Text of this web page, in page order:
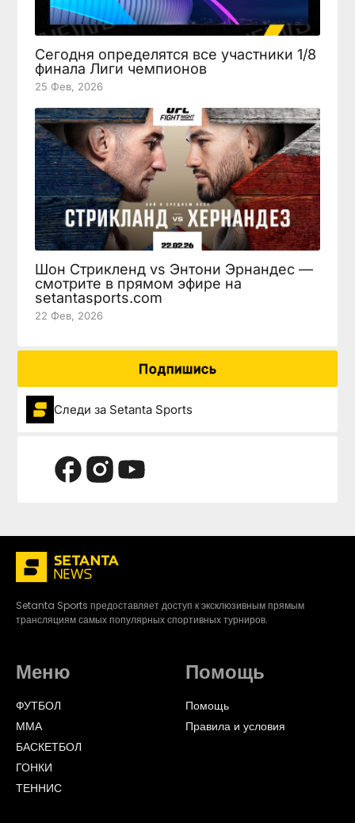
Сегодня определятся все участники 1/8
финала Лиги чемпионов
25 Фев, 2026
Шон Стрикленд vs Энтони Эрнандес —
смотрите в прямом эфире на
setantasports.com
22 Фев, 2026
Подпишись
Следи за Setanta Sports
Setanta Sports предоставляет доступ к эксклюзивным прямым
трансляциям самых популярных спортивных турниров.
Меню
ФУТБОЛ
ММА
БАСКЕТБОЛ
ГОНКИ
ТЕННИС
Помощь
Помощь
Правила и условия